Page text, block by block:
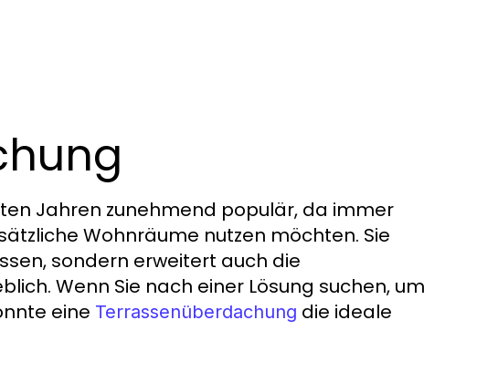
Jahren zunehmend populär, da immer
Wohnräume nutzen möchten. Sie
sondern erweitert auch die
Wenn Sie nach einer Lösung suchen, um
eine Terrassenüberdachung die ideale